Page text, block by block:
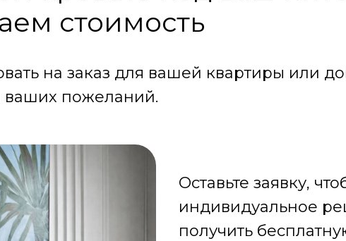
на заказ для вашей квартиры или
ваших пожеланий.
Оставьте заявку,
индивидуальное
получить
стоимость